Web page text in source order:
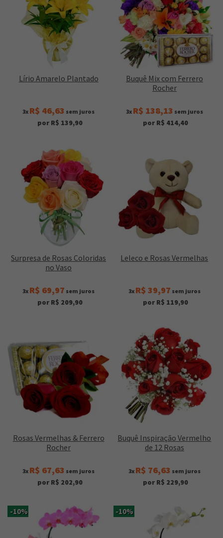
Lírio Amarelo Plantado
3x R$ 46,63 sem juros
por R$ 139,90
Buquê Mix com Ferrero
Rocher
3x R$ 138,13 sem juros
por R$ 414,40
Surpresa de Rosas Coloridas
no Vaso
3x R$ 69,97 sem juros
por R$ 209,90
Leleco e Rosas Vermelhas
3x R$ 39,97 sem juros
por R$ 119,90
Rosas Vermelhas & Ferrero
Rocher
3x R$ 67,63 sem juros
por R$ 202,90
Buquê Inspiração Vermelho
de 12 Rosas
3x R$ 76,63 sem juros
por R$ 229,90
-10% -10%